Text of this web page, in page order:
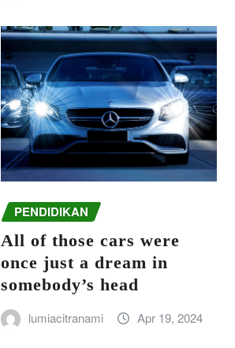
PENDIDIKAN
All of those cars were
once just a dream in
somebody’s head
lumiacitranami Apr 19, 2024